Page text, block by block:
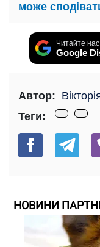
може
Читайте
Google
Автор:
Теги:
НОВИНИ